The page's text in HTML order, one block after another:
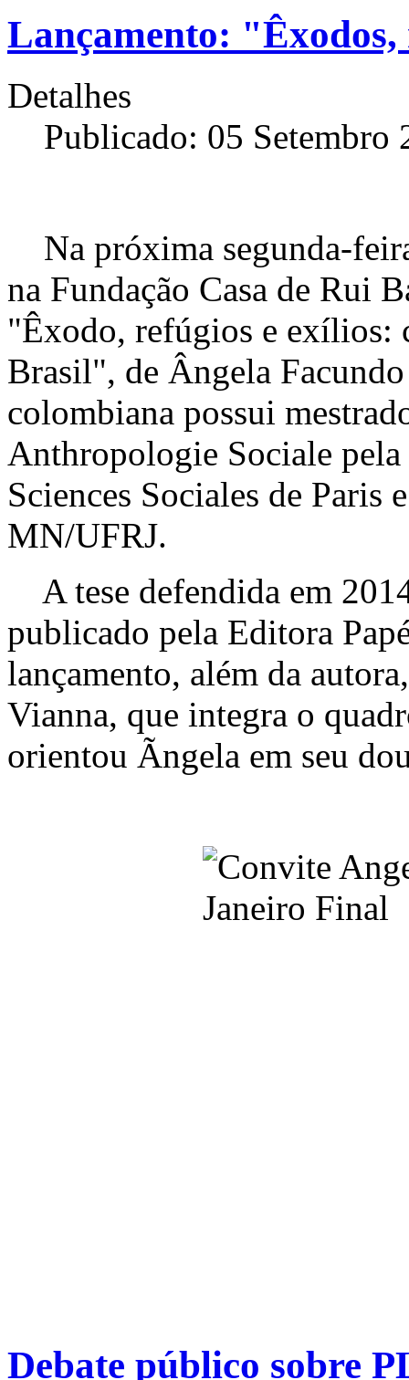
Lançamento:
Detalhes
Publicado: 05 Setembro
Na próxima segunda-
na Fundação Casa de Rui
"Êxodo, refúgios e exílios:
Brasil", de Ângela
colombiana possui
Anthropologie Sociale pela
Sciences Sociales de Paris
MN/UFRJ.
A tese defendida em
publicado pela Editora
lançamento, além da
Vianna, que integra o
orientou Ãngela em seu
Debate público sobre